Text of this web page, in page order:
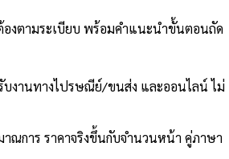
องตามระเบียบ พร้อมคำแนะนำขั้นตอนถัด
งานทางไปรษณีย์/ขนส่ง และออนไลน์ ไม่
ณการ ราคาจริงขึ้นกับจำนวนหน้า คู่ภาษา